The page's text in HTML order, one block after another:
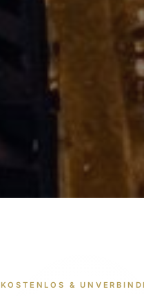
KOSTENLOS &